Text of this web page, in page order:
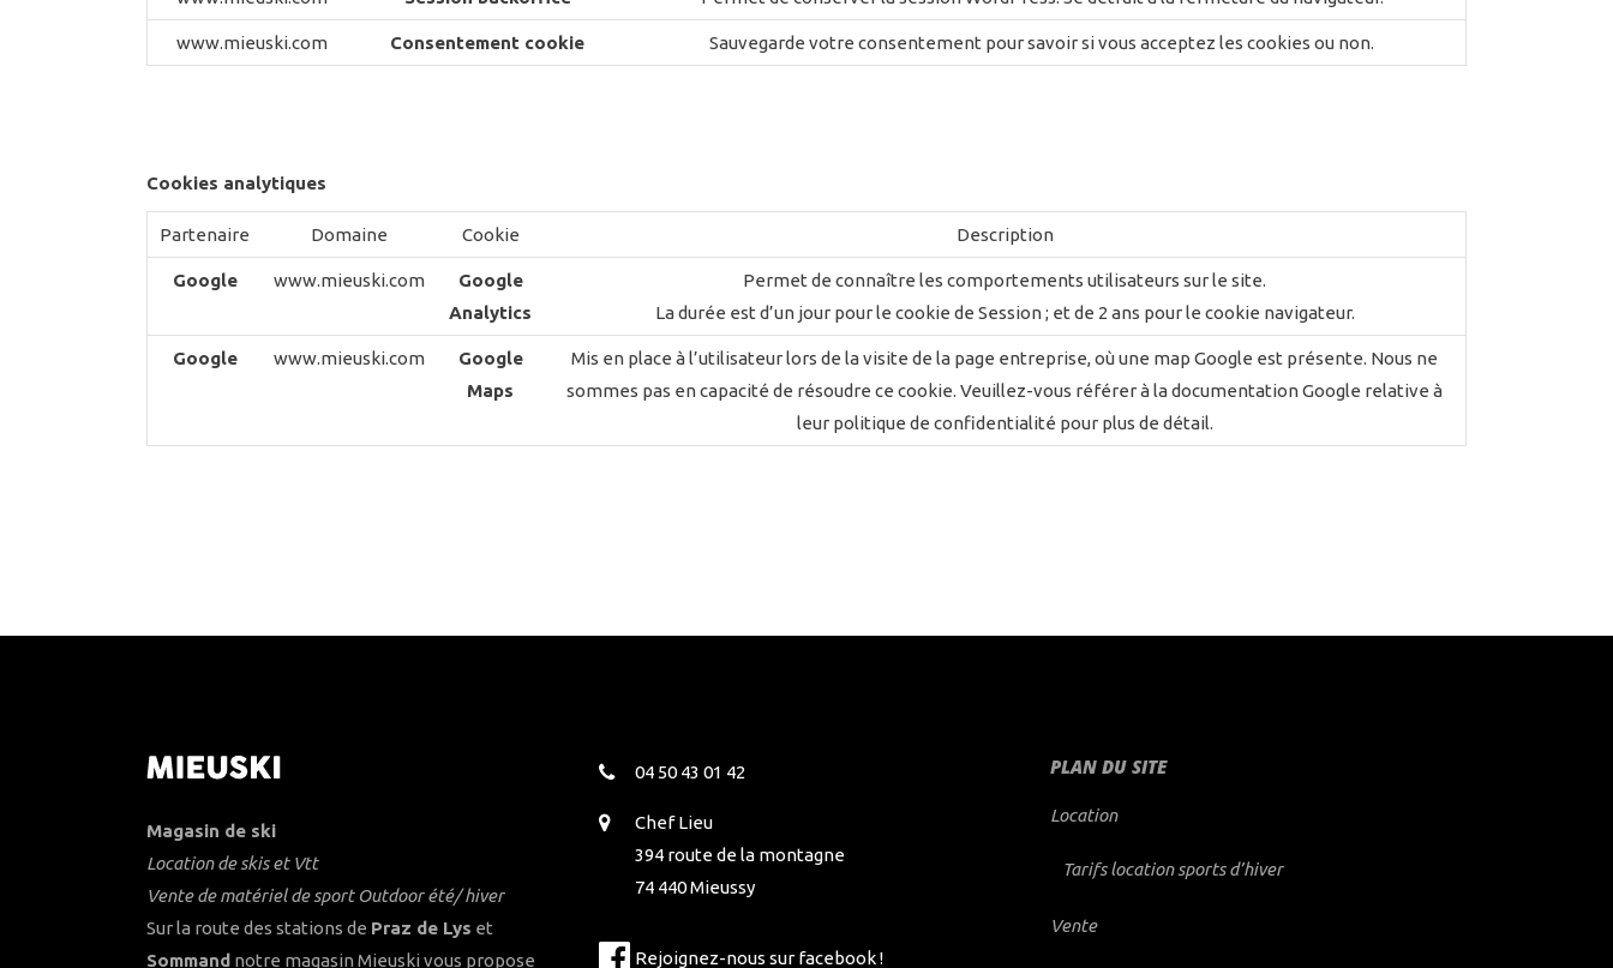
www.mieuski.com Consentement cookie Sauvegarde votre consentement pour savoir si vous acceptez les cookies ou non.
Cookies analytiques
Partenaire Domaine Cookie Description
Google www.mieuski.com
Google
Analytics
Permet de connaître les comportements utilisateurs sur le site.
La durée est d’un jour pour le cookie de Session ; et de 2 ans pour le cookie navigateur.
Google www.mieuski.com
Google
Maps
Mis en place à l’utilisateur lors de la visite de la page entreprise, où une map Google est présente. Nous ne
sommes pas en capacité de résoudre ce cookie. Veuillez-vous référer à la documentation Google relative à
leur politique de confidentialité pour plus de détail.
Magasin de ski
Location de skis et Vtt
Vente de matériel de sport Outdoor été/ hiver
Sur la route des stations de Praz de Lys et
Sommand notre magasin Mieuski vous propose
04 50 43 01 42
Chef Lieu
394 route de la montagne
74 440 Mieussy
Rejoignez-nous sur facebook !
PLAN DU SITE
Location
Tarifs location sports d’hiver
Vente